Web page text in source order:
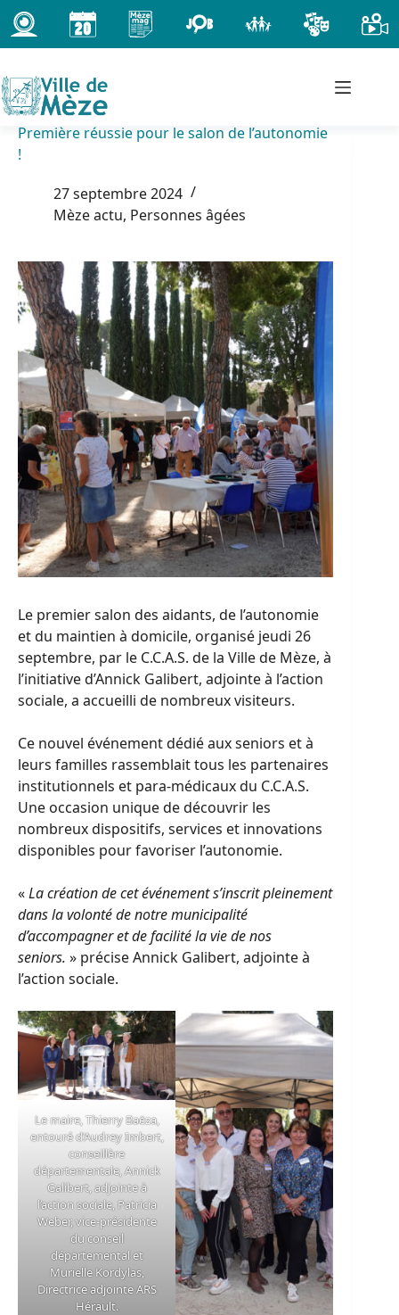
Passer
au
contenu
Première réussie pour le salon de l’autonomie
!
27 septembre 2024
Mèze actu, Personnes âgées
Le premier salon des aidants, de l’autonomie
et du maintien à domicile, organisé jeudi 26
septembre, par le C.C.A.S. de la Ville de Mèze, à
l’initiative d’Annick Galibert, adjointe à l’action
sociale, a accueilli de nombreux visiteurs.
Ce nouvel événement dédié aux seniors et à
leurs familles rassemblait tous les partenaires
institutionnels et para-médicaux du C.C.A.S.
Une occasion unique de découvrir les
nombreux dispositifs, services et innovations
disponibles pour favoriser l’autonomie.
«La création de cet événement s’inscrit pleinement
dans la volonté de notre municipalité
d’accompagner et de facilité la vie de nos
seniors. » précise Annick Galibert, adjointe à
l’action sociale.
Le maire, Thierry Baëza,
entouré d’Audrey Imbert,
conseillère
départementale, Annick
Galibert, adjointe à
l’action sociale, Patricia
Weber, vice-présidente
du conseil
départemental et
Murielle Kordylas,
Directrice adjointe ARS
Hérault.